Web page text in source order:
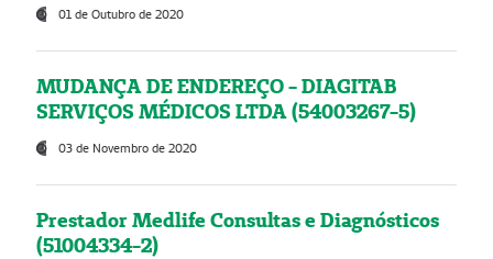
01 de Outubro de 2020
MUDANÇA DE ENDEREÇO - DIAGITAB
SERVIÇOS MÉDICOS LTDA (54003267-5)
03 de Novembro de 2020
Prestador Medlife Consultas e Diagnósticos
(51004334-2)